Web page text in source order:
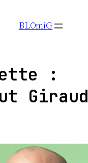
BLOmiG
:
Giraud